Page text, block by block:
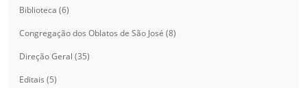
Biblioteca (6)
Congregação dos Oblatos de São José (8)
Direção Geral (35)
Editais (5)